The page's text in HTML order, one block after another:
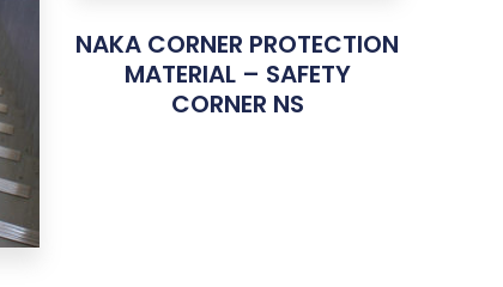
NAKA CORNER PROTECTION
MATERIAL – SAFETY
CORNER NS